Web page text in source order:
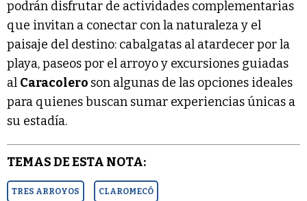
podrán disfrutar de actividades complementarias
que invitan a conectar con la naturaleza y el
paisaje del destino: cabalgatas al atardecer por la
playa, paseos por el arroyo y excursiones guiadas
al Caracolero son algunas de las opciones ideales
para quienes buscan sumar experiencias únicas a
su estadía.
TEMAS DE ESTA NOTA:
TRES ARROYOS CLAROMECÓ